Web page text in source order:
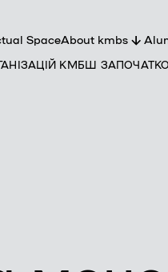
SpaceAbout kmbs
About
КМБШ